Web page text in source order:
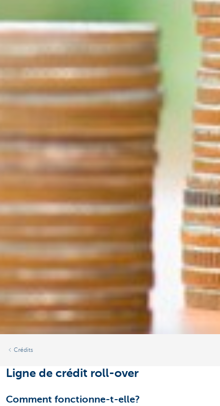
Crédits
Ligne de crédit roll-over
Comment fonctionne-t-elle?